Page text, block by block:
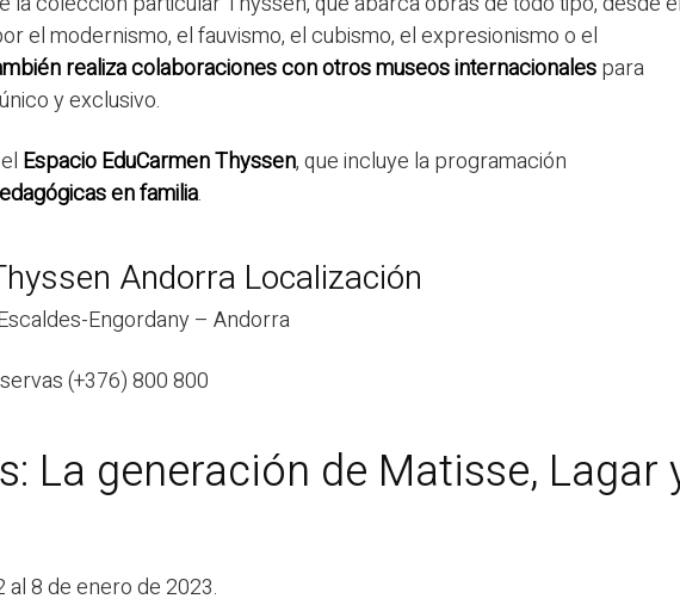
el modernismo, el fauvismo, el cubismo, el expresionismo o el
realiza colaboraciones con otros museos internacionalespara
y exclusivo.
Espacio EduCarmen Thyssen, que incluye la programación
en familia.
Andorra Localización
Engordany – Andorra
(+376) 800 800
La generación de Matisse, Lagar
8 de enero de 2023.